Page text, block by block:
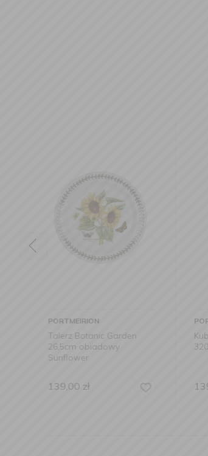
PORTMEIRION
Kubek Botanic Garden
320ml Poppy
139,00